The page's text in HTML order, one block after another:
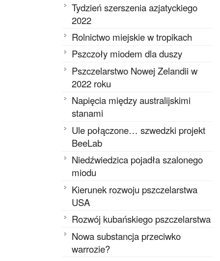
Tydzień szerszenia azjatyckiego
2022
Rolnictwo miejskie w tropikach
Pszczoły miodem dla duszy
Pszczelarstwo Nowej Zelandii w
2022 roku
Napięcia między australijskimi
stanami
Ule połączone… szwedzki projekt
BeeLab
Niedźwiedzica pojadła szalonego
miodu
Kierunek rozwoju pszczelarstwa
USA
Rozwój kubańskiego pszczelarstwa
Nowa substancja przeciwko
warrozie?